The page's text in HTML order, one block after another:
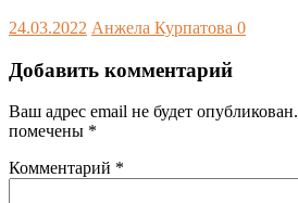
24.03.2022 Анжела Курпатова 0
Добавить комментарий
Ваш адрес email не будет опубликован.
помечены *
Комментарий *